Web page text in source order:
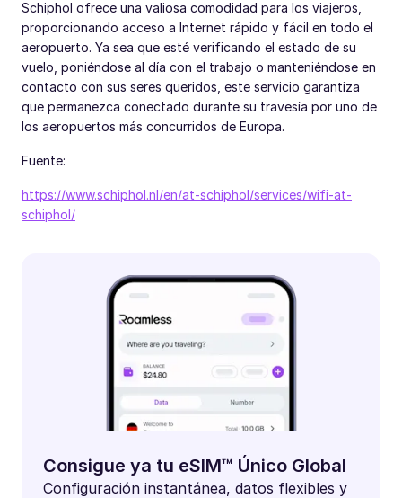
Schiphol ofrece una valiosa comodidad para los viajeros,
proporcionando acceso a Internet rápido y fácil en todo el
aeropuerto. Ya sea que esté verificando el estado de su
vuelo, poniéndose al día con el trabajo o manteniéndose en
contacto con sus seres queridos, este servicio garantiza
que permanezca conectado durante su travesía por uno de
los aeropuertos más concurridos de Europa.
Fuente:
https://www.schiphol.nl/en/at-schiphol/services/wifi-at-
schiphol/
Consigue ya tu eSIM™ Único Global
Configuración instantánea, datos flexibles y